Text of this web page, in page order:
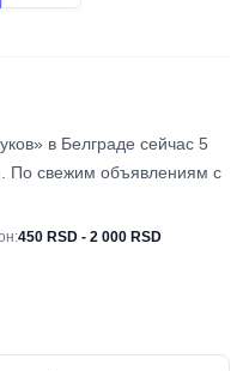
в Белграде сейчас 5
По свежим объявлениям с
:450 RSD - 2 000 RSD